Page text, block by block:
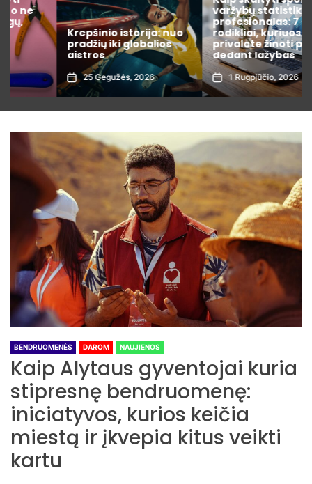
Krepšinio istorija: nuo
pradžių iki globalios
aistros
25 Gegužės, 2026
varžybų statistiką kaip
profesionalas: 7
rodikliai, kuriuos
privalote žinoti prieš
dedant lažybas
1 Rugpjūčio, 2026
BENDRUOMENĖS DAROM NAUJIENOS
Kaip Alytaus gyventojai kuria
stipresnę bendruomenę:
iniciatyvos, kurios keičia
miestą ir įkvepia kitus veikti
kartu